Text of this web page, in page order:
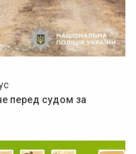
перед судом за